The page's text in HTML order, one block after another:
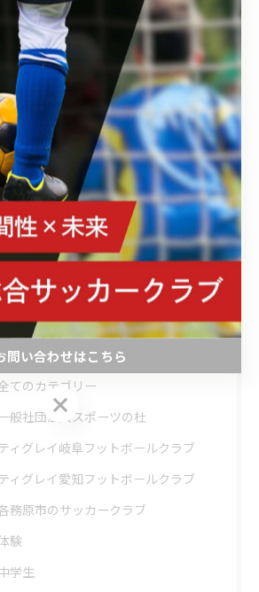
募集中
手募集中
次のページ >
テゴリー Categories
てのカテゴリー
般社団法人スポーツの杜
ィグレイ岐阜フットボールクラブ
ィグレイ愛知フットボールクラブ
務原市のサッカークラブ
験
学生
お問い合わせはこちら
問い合わせはこちら